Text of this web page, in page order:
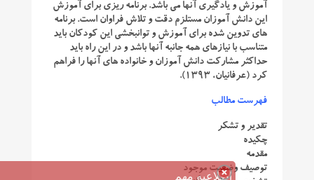
آموزش و یادگیری آنها می باشد. برنامه ریزی برای آموزش
این دانش آموزان مستلزم دقت و تلاش فراوان است. برنامه
های تدوین شده برای آموزش و توانبخشی این کودکان باید
متناسب با نیازهای همه جانبه آنها باشد و در این راه باید
حداکثر مشارکت دانش آموزان و خانواده های آنها را فراهم
کرد (عرفانیان، 1393).
فهرست مطالب
تقدیر و تشکر
چکیده
مقدمه
توصیف وضعیت موجود
اطلاعیه مهم